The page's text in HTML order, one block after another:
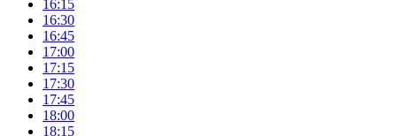
16:15
16:30
16:45
17:00
17:15
17:30
17:45
18:00
18:15